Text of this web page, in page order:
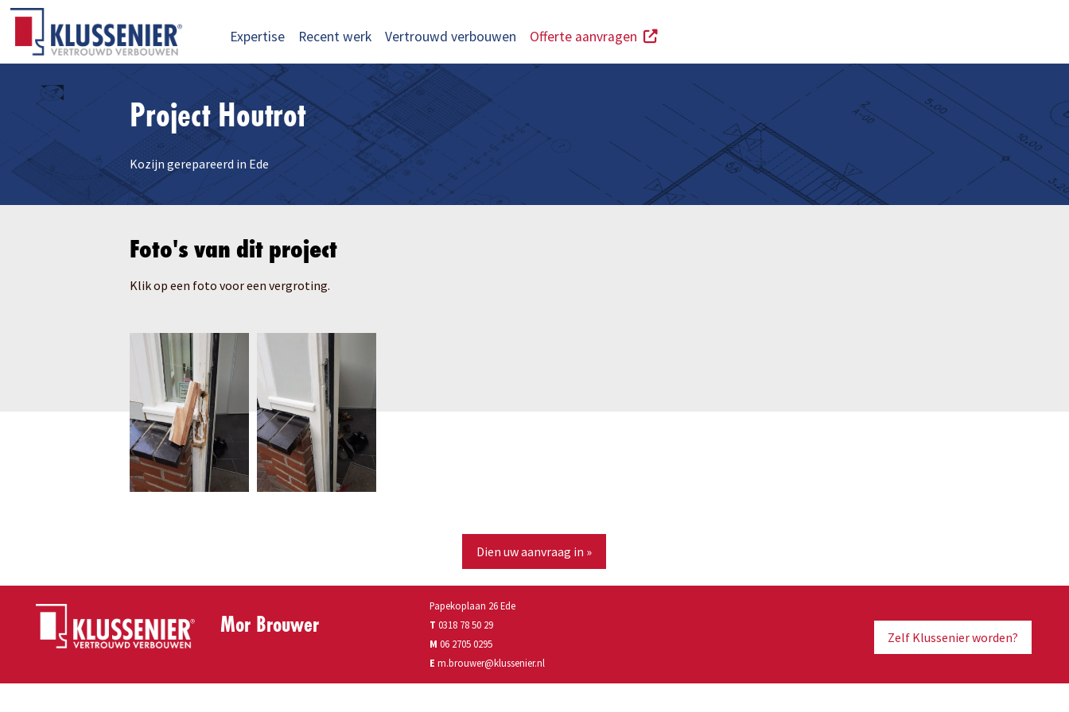
Expertise Recent werk Vertrouwd verbouwen Offerte aanvragen
Project Houtrot
Kozijn gerepareerd in Ede
Foto's van dit project
Klik op een foto voor een vergroting.
Dien uw aanvraag in »
Mor Brouwer
Papekoplaan 26 Ede
T0318 78 50 29
M06 2705 0295
E m.brouwer@klussenier.nl
Zelf Klussenier worden?